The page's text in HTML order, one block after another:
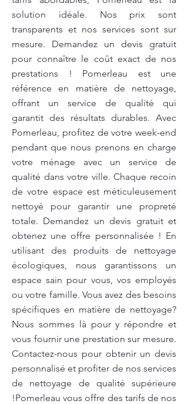
solution idéale. Nos prix sont
transparents et nos services sont sur
mesure. Demandez un devis gratuit
pour connaître le coût exact de nos
prestations ! Pomerleau est une
référence en matière de nettoyage,
offrant un service de qualité qui
garantit des résultats durables. Avec
Pomerleau, profitez de votre week-end
pendant que nous prenons en charge
votre ménage avec un service de
qualité dans votre ville. Chaque recoin
de votre espace est méticuleusement
nettoyé pour garantir une propreté
totale. Demandez un devis gratuit et
obtenez une offre personnalisée ! En
utilisant des produits de nettoyage
écologiques, nous garantissons un
espace sain pour vous, vos employés
ou votre famille. Vous avez des besoins
spécifiques en matière de nettoyage?
Nous sommes là pour y répondre et
vous fournir une prestation sur mesure.
Contactez-nous pour obtenir un devis
personnalisé et profiter de nos services
de nettoyage de qualité supérieure
!Pomerleau vous offre des tarifs de nos